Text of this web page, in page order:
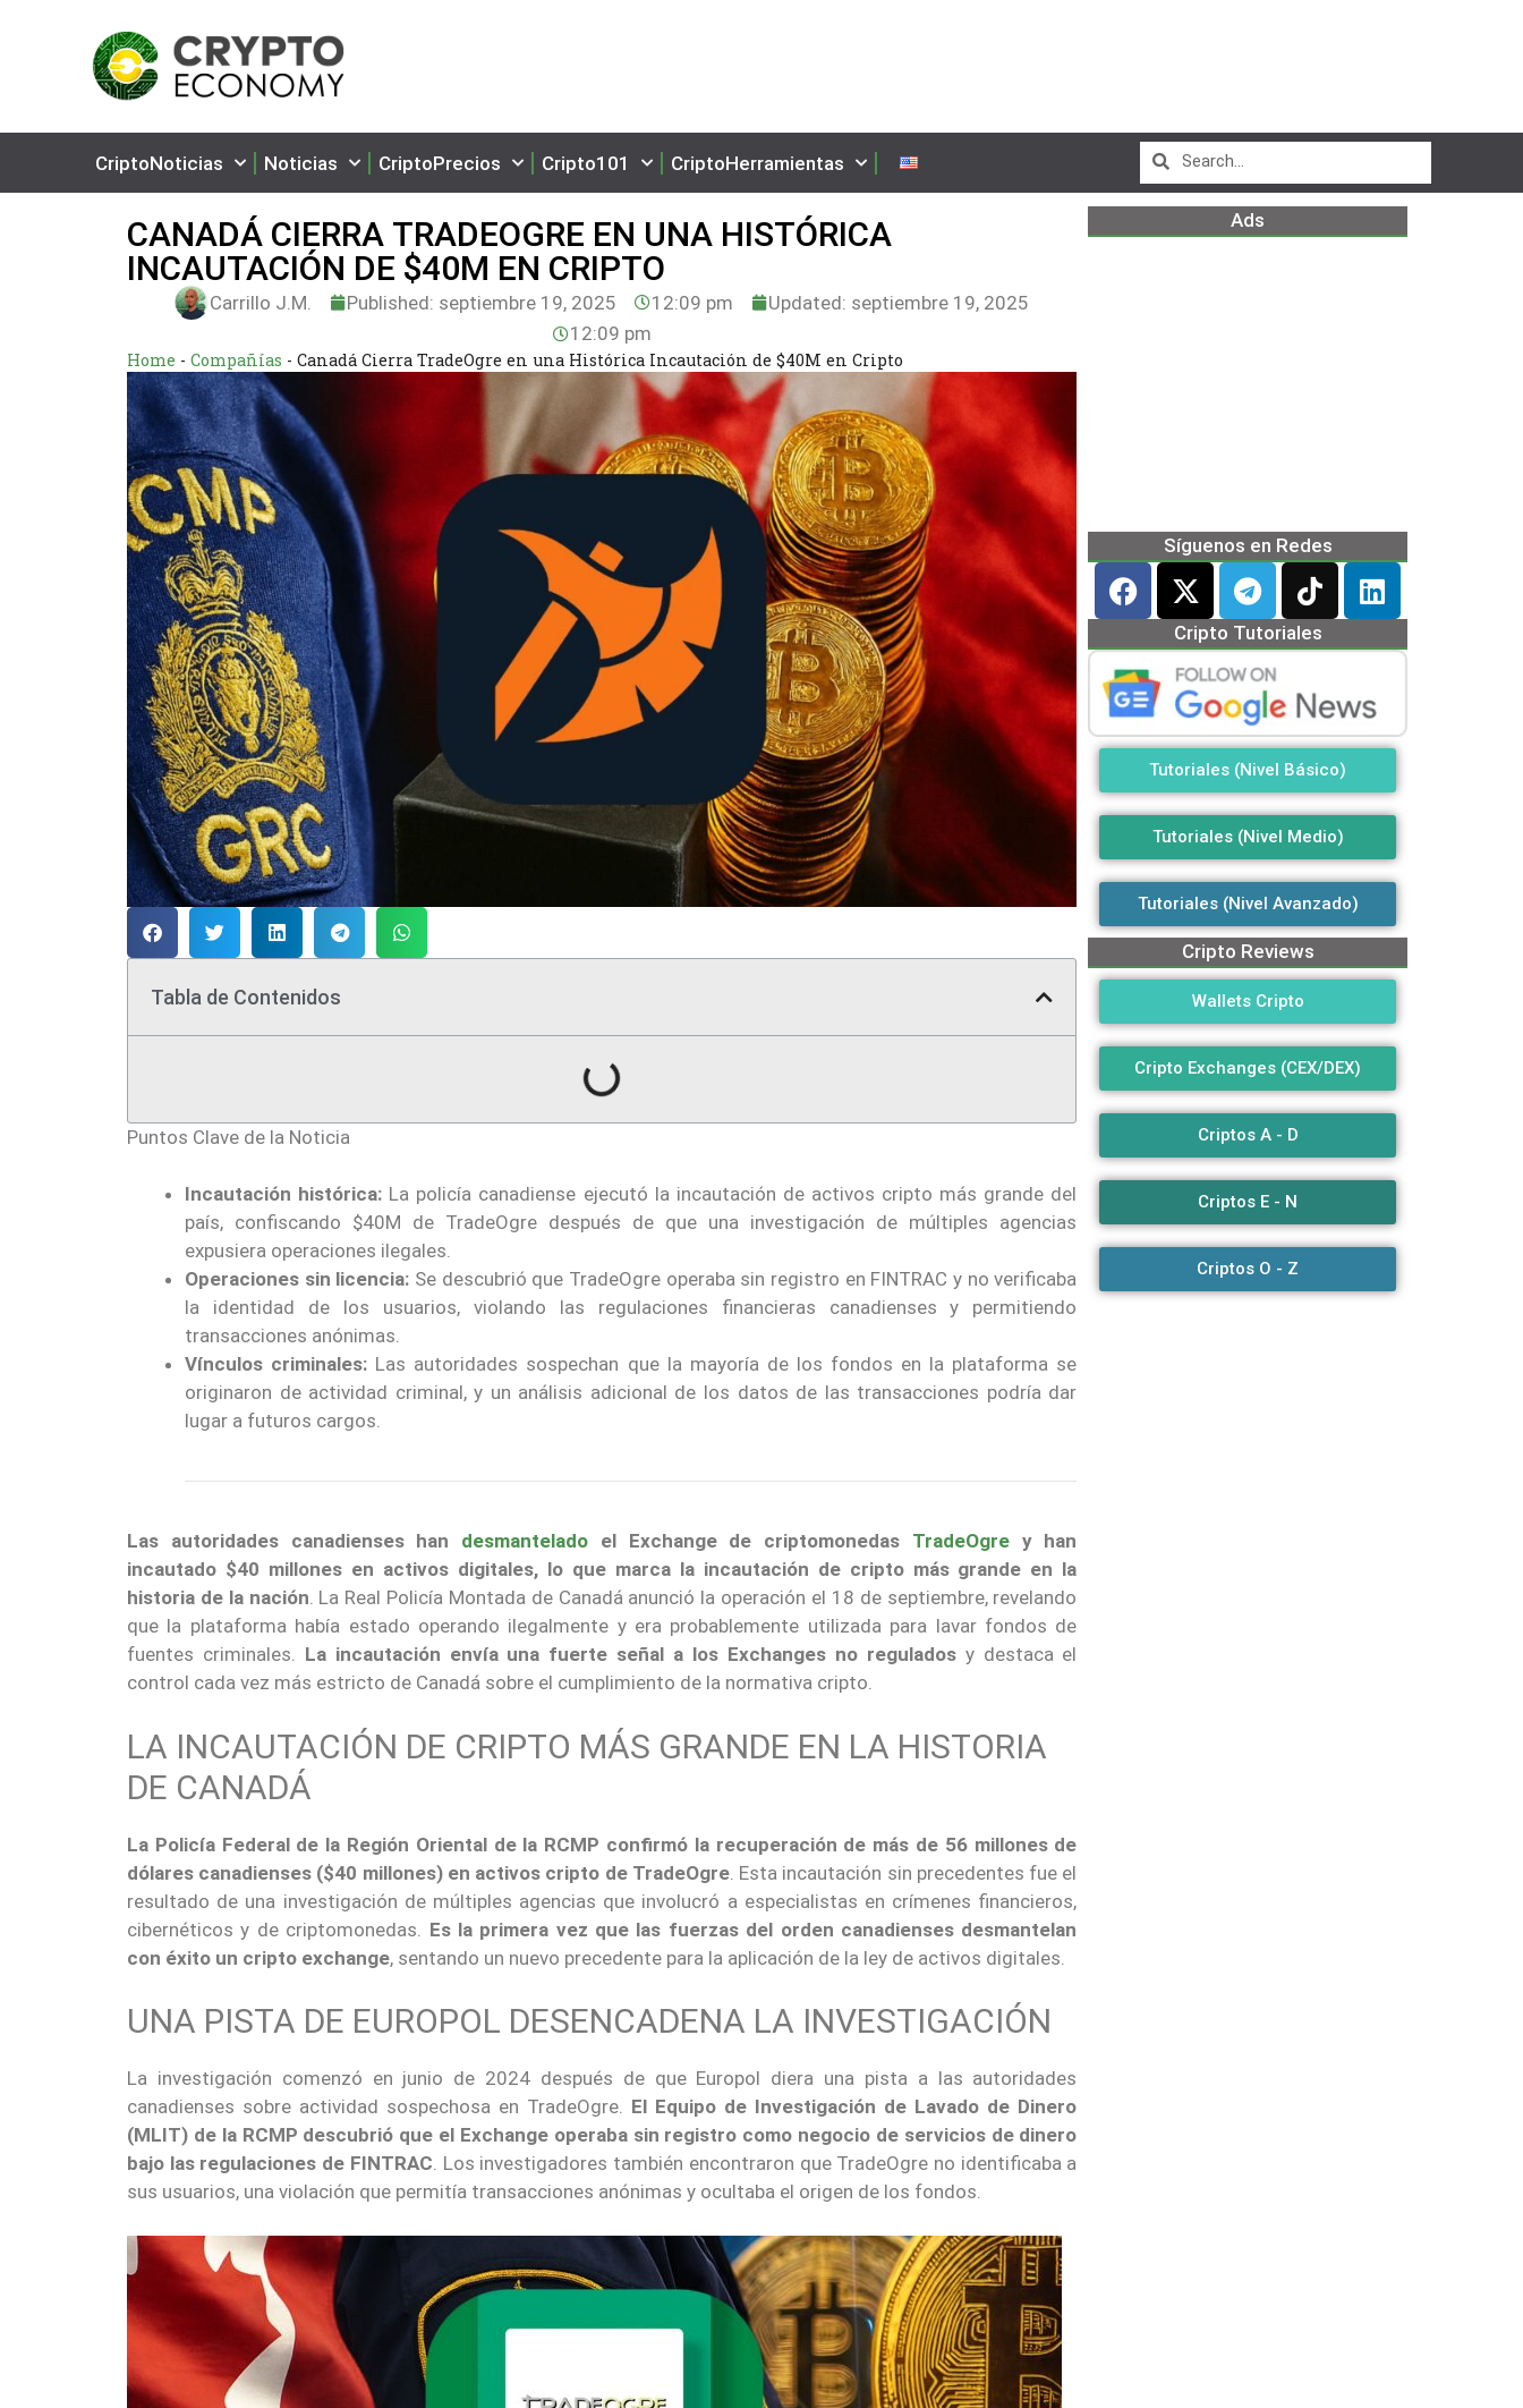
CriptoNoticias Noticias CriptoPrecios Cripto101 CriptoHerramientas
CANADÁ CIERRA TRADEOGRE EN UNA HISTÓRICA
INCAUTACIÓN DE $40M EN CRIPTO
Carrillo J.M. Published: septiembre 19, 2025 12:09 pm
Updated: septiembre 19, 2025
12:09 pm
Home - Compañías - Canadá Cierra TradeOgre en una Histórica Incautación de $40M en Cripto
Tabla de Contenidos
Puntos Clave de la Noticia
Incautación histórica: La policía canadiense ejecutó la incautación de activos cripto más grande del
país, confiscando $40M de TradeOgre después de que una investigación de múltiples agencias
expusiera operaciones ilegales.
Operaciones sin licencia: Se descubrió que TradeOgre operaba sin registro en FINTRAC y no verificaba
la identidad de los usuarios, violando las regulaciones financieras canadienses y permitiendo
transacciones anónimas.
Vínculos criminales: Las autoridades sospechan que la mayoría de los fondos en la plataforma se
originaron de actividad criminal, y un análisis adicional de los datos de las transacciones podría dar
lugar a futuros cargos.
Las autoridades canadienses han desmantelado el Exchange de criptomonedas TradeOgrey han
incautado $40 millones en activos digitales, lo que marca la incautación de cripto más grande en la
historia de la nación. La Real Policía Montada de Canadá anunció la operación el 18 de septiembre, revelando
que la plataforma había estado operando ilegalmente y era probablemente utilizada para lavar fondos de
fuentes criminales. La incautación envía una fuerte señal a los Exchanges no reguladosy destaca el
control cada vez más estricto de Canadá sobre el cumplimiento de la normativa cripto.
LA INCAUTACIÓN DE CRIPTO MÁS GRANDE EN LA HISTORIA
DE CANADÁ
La Policía Federal de la Región Oriental de la RCMP confirmó la recuperación de más de 56 millones de
dólares canadienses ($40 millones) en activos cripto de TradeOgre. Esta incautación sin precedentes fue el
resultado de una investigación de múltiples agencias que involucró a especialistas en crímenes financieros,
cibernéticos y de criptomonedas. Es la primera vez que las fuerzas del orden canadienses desmantelan
con éxito un cripto exchange, sentando un nuevo precedente para la aplicación de la ley de activos digitales.
UNA PISTA DE EUROPOL DESENCADENA LA INVESTIGACIÓN
La investigación comenzó en junio de 2024 después de que Europol diera una pista a las autoridades
canadienses sobre actividad sospechosa en TradeOgre. El Equipo de Investigación de Lavado de Dinero
(MLIT) de la RCMP descubrió que el Exchange operaba sin registro como negocio de servicios de dinero
bajo las regulaciones de FINTRAC. Los investigadores también encontraron que TradeOgre no identificaba a
sus usuarios, una violación que permitía transacciones anónimas y ocultaba el origen de los fondos.
Ads
Síguenos en Redes
Cripto Tutoriales
Tutoriales (Nivel Básico)
Tutoriales (Nivel Medio)
Tutoriales (Nivel Avanzado)
Cripto Reviews
Wallets Cripto
Cripto Exchanges (CEX/DEX)
Criptos A - D
Criptos E - N
Criptos O - Z